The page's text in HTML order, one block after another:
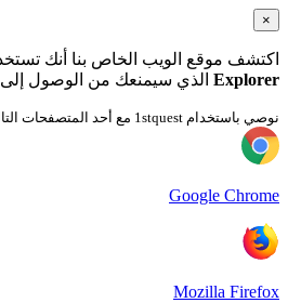
×
اكتشف موقع الويب الخاص بنا أنك
Explorer الذي سيمنعك من الوصول
نوصي باستخدام 1stquest مع أحد المتصفحات التالية:
Google Chrome
Mozilla Firefox